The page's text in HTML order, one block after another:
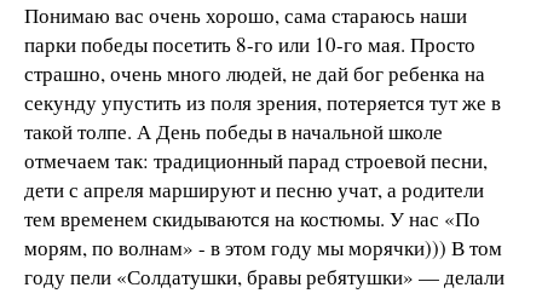
Понимаю вас очень хорошо, сама стараюсь наши
парки победы посетить 8-го или 10-го мая. Просто
страшно, очень много людей, не дай бог ребенка на
секунду упустить из поля зрения, потеряется тут же в
такой толпе. А День победы в начальной школе
отмечаем так: традиционный парад строевой песни,
дети с апреля маршируют и песню учат, а родители
тем временем скидываются на костюмы. У нас «По
морям, по волнам» - в этом году мы морячки))) В том
году пели «Солдатушки, бравы ребятушки» — делали